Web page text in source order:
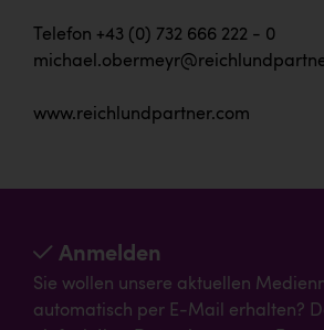
Telefon +43 (0) 732 666 222 - 0
www.reichlundpartner.com
Anmelden
Sie wollen unsere aktuellen
automatisch per E-Mail erhalten?